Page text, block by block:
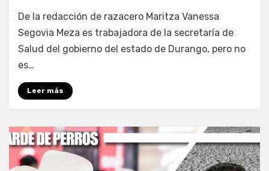
por Fernando Miranda Servín
De la redacción de razacero Maritza Vanessa
Segovia Meza es trabajadora de la secretaría de
Salud del gobierno del estado de Durango, pero no
es…
Leer más